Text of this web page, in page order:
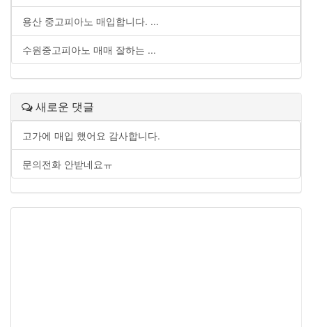
용산 중고피아노 매입합니다. ...
수원중고피아노 매매 잘하는 ...
새로운 댓글
고가에 매입 했어요 감사합니다.
문의전화 안받네요ㅠ